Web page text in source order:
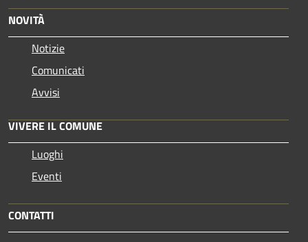
NOVITÀ
Notizie
Comunicati
Avvisi
VIVERE IL COMUNE
Luoghi
Eventi
CONTATTI